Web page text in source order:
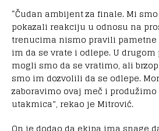
“Čudan ambijent za finale. Mi
pokazali reakciju u odnosu na
trenucima nismo pravili pametne
im da se vrate i odlepe. U
mogli smo da se vratimo, ali
smo im dozvolili da se odlepe.
zaboravimo ovaj meč i
utakmica”, rekao je Mitrović.